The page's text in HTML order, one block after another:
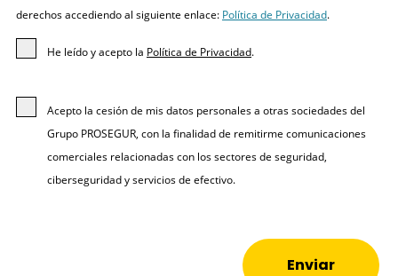
derechos accediendo al siguiente enlace: Política de Privacidad.
He leído y acepto la Política de Privacidad.
Acepto la cesión de mis datos personales a otras sociedades del
Grupo PROSEGUR, con la finalidad de remitirme comunicaciones
comerciales relacionadas con los sectores de seguridad,
ciberseguridad y servicios de efectivo.
Enviar